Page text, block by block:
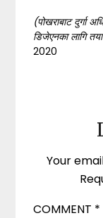
(पोखराबाट दुर्गा
डिजेएनका लागि
2020
Your
COMMENT *